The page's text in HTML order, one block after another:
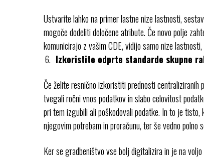
Ustvarite lahko na primer lastne nize lastnosti,
mogoče dodeliti določene atribute. Če novo polje
komunicirajo z vašim CDE, vidijo samo nize
Izkoristite odprte standarde skupne
Če želite resnično izkoristiti prednosti centraliziranih
tvegali ročni vnos podatkov in slabo celovitost
pri tem izgubili ali poškodovali podatke. In to je
njegovim potrebam in proračunu, ter še vedno polno
Ker se gradbeništvo vse bolj digitalizira in je na